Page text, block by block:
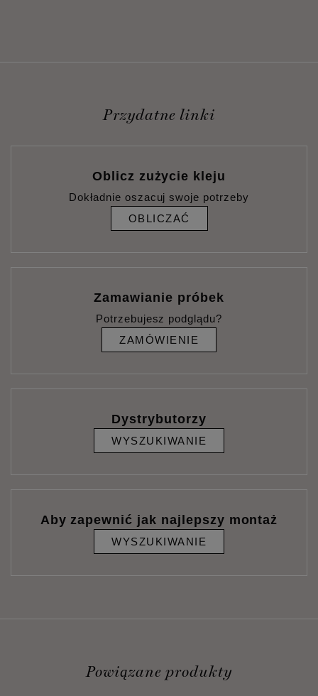
Przydatne linki
Oblicz zużycie kleju
Dokładnie oszacuj swoje potrzeby
OBLICZAĆ
Zamawianie próbek
Potrzebujesz podglądu?
ZAMÓWIENIE
Dystrybutorzy
WYSZUKIWANIE
Aby zapewnić jak najlepszy montaż
WYSZUKIWANIE
Powiązane produkty